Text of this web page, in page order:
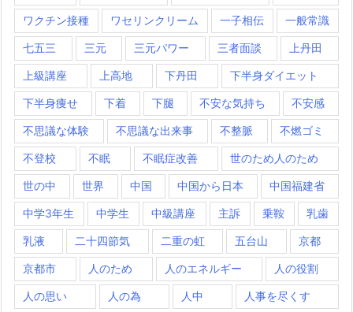
ワクチン接種 ワセリンクリーム 一子相伝 一般常識
七五三 三元 三元パワー 三者面談 上丹田
上級講座 上高地 下丹田 下半身ダイエット
下半身痩せ 下着 下腿 不安な気持ち 不安感
不思議な体験 不思議な出来事 不整脈 不燃ゴミ
不登校 不眠 不眠症改善 世のため人のため
世の中 世界 中国 中国から日本 中国福建省
中学3年生 中学生 中級講座 主訴 乗鞍 乳歯
乳液 二十四節気 二重の虹 五台山 京都
京都市 人のため 人のエネルギー 人の役割
人の思い 人の為 人中 人事を尽くす